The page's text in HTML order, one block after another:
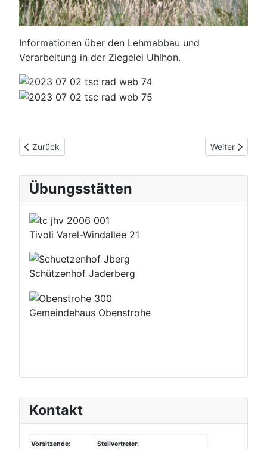
Kontakt
Vorsitzende:
Stellvertreter:
Informationen über den Lehmabbau und
Verarbeitung in der Ziegelei Uhlhon.
Vorheriger Beitrag: TSC Varel - Abschluss 2023
Zurück Nächster
Weiter
Übungsstätten
Tivoli Varel-Windallee 21
Schützenhof Jaderberg
Gemeindehaus Obenstrohe